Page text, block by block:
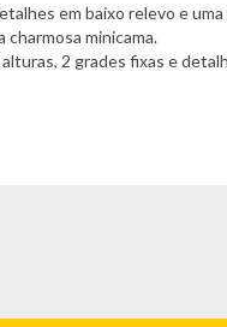
em baixo relevo e
charmosa minicama.
2 grades fixas e